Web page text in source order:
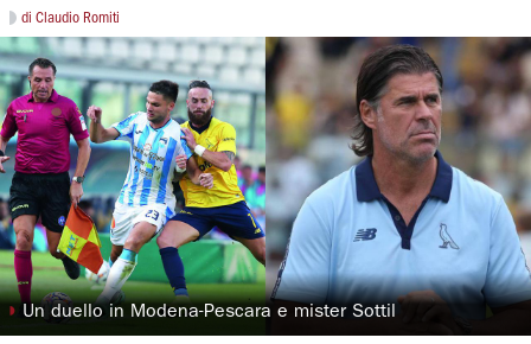
di Claudio Romiti
◗ Un duello in Modena-Pescara e mister Sottil